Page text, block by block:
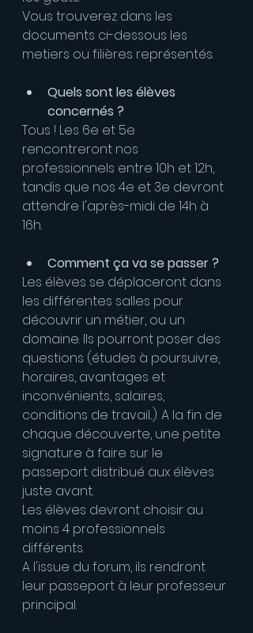
Vous trouverez dans les
documents ci-dessous les
metiers ou filières représentés.
Quels sont les élèves
concernés ?
Tous ! Les 6e et 5e
rencontreront nos
professionnels entre 10h et 12h,
tandis que nos 4e et 3e devront
attendre l'après-midi de 14h à
16h.
Comment ça va se passer ?
Les élèves se déplaceront dans
les différentes salles pour
découvrir un métier, ou un
domaine. Ils pourront poser des
questions (études à poursuivre,
horaires, avantages et
inconvénients, salaires,
conditions de travail...). A la fin de
chaque découverte, une petite
signature à faire sur le
passeport distribué aux élèves
juste avant.
Les élèves devront choisir au
moins 4 professionnels
différents.
A l'issue du forum, ils rendront
leur passeport à leur professeur
principal.